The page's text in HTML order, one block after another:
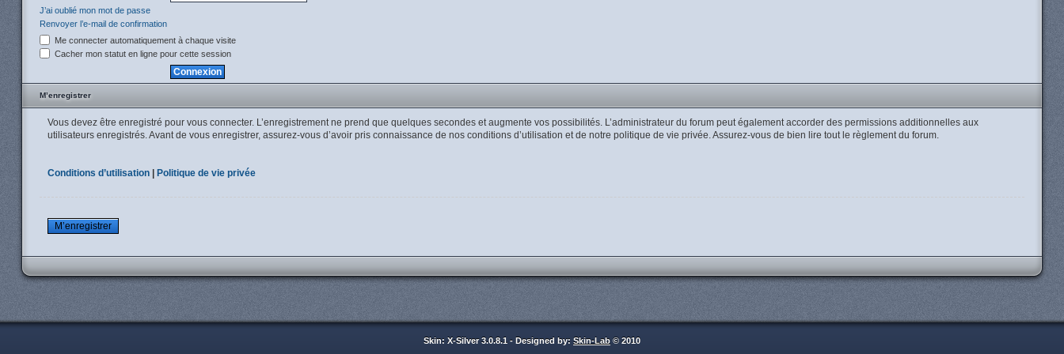
J’ai oublié mon mot de passe
Renvoyer l’e-mail de confirmation
Me connecter automatiquement à chaque visite
Cacher mon statut en ligne pour cette session
M’enregistrer
Vous devez être enregistré pour vous connecter. L’enregistrement ne prend que quelques secondes et augmente vos possibilités. L’administrateur du forum peut également accorder des permissions additionnelles aux
utilisateurs enregistrés. Avant de vous enregistrer, assurez-vous d’avoir pris connaissance de nos conditions d’utilisation et de notre politique de vie privée. Assurez-vous de bien lire tout le règlement du forum.
Conditions d’utilisation Politique de vie privée
M’enregistrer
Skin: X-Silver 3.0.8.1 - Designed by: Skin-Lab © 2010